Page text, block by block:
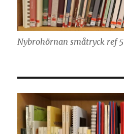
Nybrohörnan småtryck ref 5